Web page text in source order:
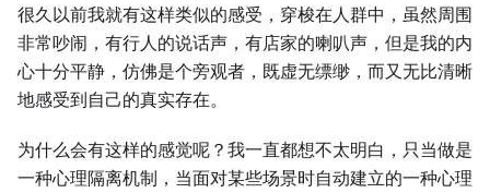
很久以前我就有这样类似的感受，穿梭在人群中，虽然周围
非常吵闹，有行人的说话声，有店家的喇叭声，但是我的内
心十分平静，仿佛是个旁观者，既虚无缥缈，而又无比清晰
地感受到自己的真实存在。
为什么会有这样的感觉呢？我一直都想不太明白，只当做是
一种心理隔离机制，当面对某些场景时自动建立的一种心理